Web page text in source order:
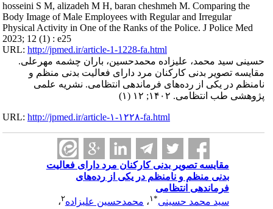
hosseini S M, alizadeh M H, baran cheshmeh M. Comparing the
Body Image of Male Employees with Regular and Irregular
Physical Activity in One of the Ranks of the Police. J Police Med
2023; 12 (1) : e25
URL:http://jpmed.ir/article-1-1228-fa.html
حسینی سید محمد، علیزاده محمدحسین، باران چشمه مهرعلی.
مقایسه تصویر بدنی کارکنان مرد دارای فعالیت بدنی منظم و
نامنظم در یکی از رده‌های فرماندهی انتظامی. نشریه علمی
پژوهشی طب انتظامی. ۱۴۰۲; ۱۲ (۱)
URL:http://jpmed.ir/article-۱-۱۲۲۸-fa.html
مقایسه تصویر بدنی کارکنان مرد دارای فعالیت
بدنی منظم و نامنظم در یکی از رده‌های
فرماندهی انتظامی
سید محمد حسینی
۱،محمدحسین علیزاده ،